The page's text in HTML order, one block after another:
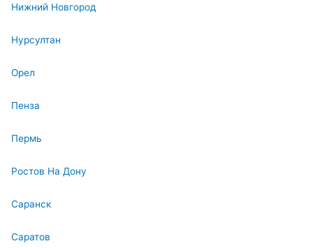
Нижний Новгород
Нурсултан
Орел
Пенза
Пермь
Ростов На Дону
Саранск
Саратов